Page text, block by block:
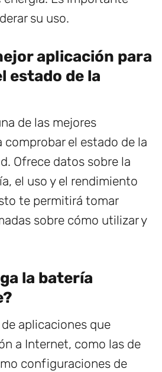
su uso.
aplicación para
estado de la
de las mejores
comprobar el estado de la
Ofrece datos sobre la
el uso y el rendimiento
te permitirá tomar
sobre cómo utilizar y
la batería
aplicaciones que
a Internet, como las de
configuraciones de